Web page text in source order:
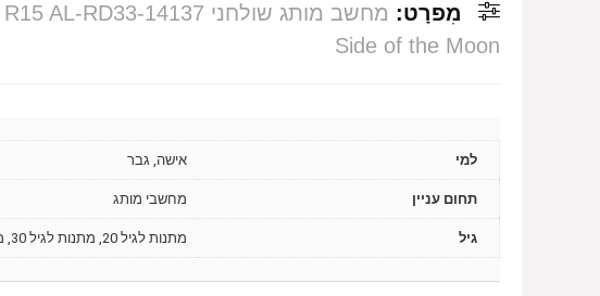
מִפרָט:
Side of the Moon
למי אישה, גבר
תחום עניין מחשבי מותג
גיל מתנות לגיל 20, מתנות לגיל 30, מתנות לגיל 40, מתנות לגיל 50